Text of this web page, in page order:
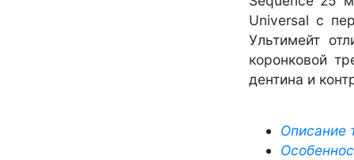
Universal с
Ультимейт
коронковой
дентина и
Описание